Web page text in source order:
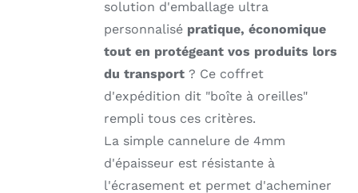
solution d'emballage ultra
personnalisé pratique, économique
tout en protégeant vos produits lors
du transport ? Ce coffret
d'expédition dit "boîte à oreilles"
rempli tous ces critères.
La simple cannelure de 4mm
d'épaisseur est résistante à
l'écrasement et permet d'acheminer